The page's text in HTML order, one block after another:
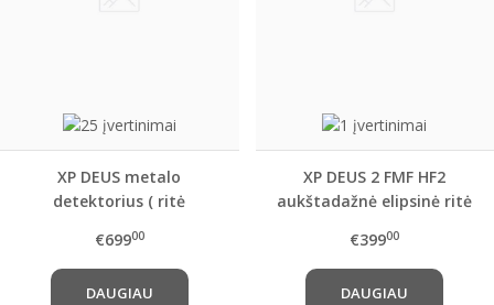
XP DEUS metalo
detektorius ( ritė
papildomai
pasirenkamais priedais
€69900
DAUGIAU
XP DEUS 2 FMF HF2
aukštadažnė elipsinė ritė
€39900
DAUGIAU